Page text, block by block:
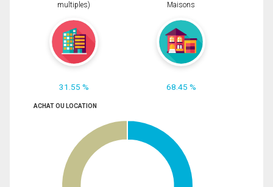
multiples)
31.55 %
Maisons
68.45 %
ACHAT OU LOCATION